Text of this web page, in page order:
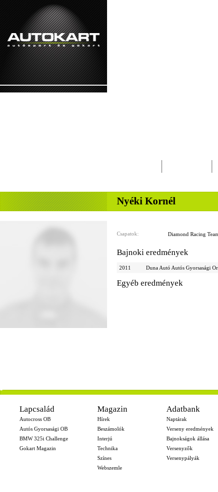
Nyéki Kornél
Csapatok: Diamond Racing
Bajnoki eredmények
2011 Duna Autó Autós Gyorsasági
Egyéb eredmények
-
Lapcsalád
Autocross OB
Autós Gyorsasági OB
BMW 325i Challenge
Gokart Magazin
Magazin
Hírek
Beszámolók
Interjú
Technika
Színes
Webszemle
Adatbank
Naptárak
Verseny eredmények
Bajnokságok állása
Versenyzők
Versenypályák